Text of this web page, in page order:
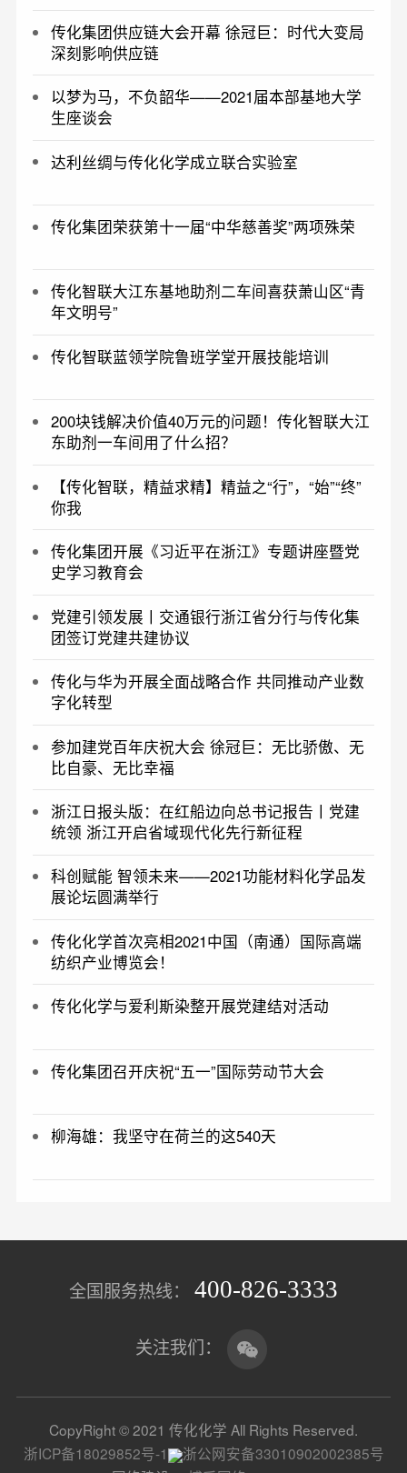
传化集团供应链大会开幕 徐冠巨：时代大变局
深刻影响供应链
以梦为马，不负韶华——2021届本部基地大学
生座谈会
达利丝绸与传化化学成立联合实验室
传化集团荣获第十一届“中华慈善奖”两项殊荣
传化智联大江东基地助剂二车间喜获萧山区“青
年文明号”
传化智联蓝领学院鲁班学堂开展技能培训
200块钱解决价值40万元的问题！传化智联大江
东助剂一车间用了什么招？
【传化智联，精益求精】精益之“行”，“始”“终”
你我
传化集团开展《习近平在浙江》专题讲座暨党
史学习教育会
党建引领发展丨交通银行浙江省分行与传化集
团签订党建共建协议
传化与华为开展全面战略合作 共同推动产业数
字化转型
参加建党百年庆祝大会 徐冠巨：无比骄傲、无
比自豪、无比幸福
浙江日报头版：在红船边向总书记报告丨党建
统领 浙江开启省域现代化先行新征程
科创赋能 智领未来——2021功能材料化学品发
展论坛圆满举行
传化化学首次亮相2021中国（南通）国际高端
纺织产业博览会！
传化化学与爱利斯染整开展党建结对活动
传化集团召开庆祝“五一”国际劳动节大会
柳海雄：我坚守在荷兰的这540天
全国服务热线： 400-826-3333
关注我们：
CopyRight © 2021 传化化学 All Rights Reserved.
浙ICP备18029852号-1
浙公网安备33010902002385号